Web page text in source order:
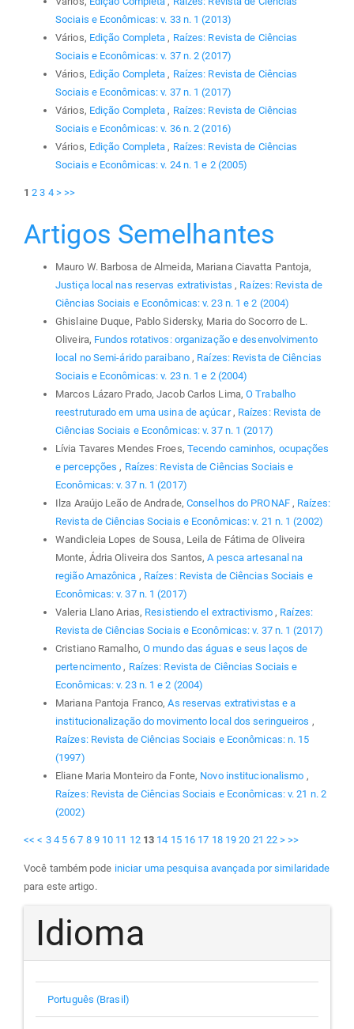
Sociais e Econômicas: v. 33 n. 1 (2013)
Vários, Edição Completa, Raízes: Revista de Ciências
Sociais e Econômicas: v. 37 n. 2 (2017)
Vários, Edição Completa, Raízes: Revista de Ciências
Sociais e Econômicas: v. 37 n. 1 (2017)
Vários, Edição Completa, Raízes: Revista de Ciências
Sociais e Econômicas: v. 36 n. 2 (2016)
Vários, Edição Completa, Raízes: Revista de Ciências
Sociais e Econômicas: v. 24 n. 1 e 2 (2005)
1 2 3 4 > >>
Artigos Semelhantes
Mauro W. Barbosa de Almeida, Mariana Ciavatta Pantoja,
Justiça local nas reservas extrativistas, Raízes: Revista de
Ciências Sociais e Econômicas: v. 23 n. 1 e 2 (2004)
Ghislaine Duque, Pablo Sidersky, Maria do Socorro de L.
Oliveira, Fundos rotativos: organização e desenvolvimento
local no Semi-árido paraibano, Raízes: Revista de Ciências
Sociais e Econômicas: v. 23 n. 1 e 2 (2004)
Marcos Lázaro Prado, Jacob Carlos Lima,O Trabalho
reestruturado em uma usina de açúcar, Raízes: Revista de
Ciências Sociais e Econômicas: v. 37 n. 1 (2017)
Lívia Tavares Mendes Froes, Tecendo caminhos, ocupações
e percepções, Raízes: Revista de Ciências Sociais e
Econômicas: v. 37 n. 1 (2017)
Ilza Araújo Leão de Andrade, Conselhos do PRONAF , Raízes:
Revista de Ciências Sociais e Econômicas: v. 21 n. 1 (2002)
Wandicleia Lopes de Sousa, Leila de Fátima de Oliveira
Monte, Ádria Oliveira dos Santos,A pesca artesanal na
região Amazônica , Raízes: Revista de Ciências Sociais e
Econômicas: v. 37 n. 1 (2017)
Valeria Llano Arias, Resistiendo el extractivismo, Raízes:
Revista de Ciências Sociais e Econômicas: v. 37 n. 1 (2017)
Cristiano Ramalho, O mundo das águas e seus laços de
pertencimento, Raízes: Revista de Ciências Sociais e
Econômicas: v. 23 n. 1 e 2 (2004)
Mariana Pantoja Franco,As reservas extrativistas e a
institucionalização do movimento local dos seringueiros ,
Raízes: Revista de Ciências Sociais e Econômicas: n. 15
(1997)
Eliane Maria Monteiro da Fonte, Novo institucionalismo ,
Raízes: Revista de Ciências Sociais e Econômicas: v. 21 n. 2
(2002)
<< < 3 4 5 6 7 8 9 10 11 12 13 14 15 16 17 18 19 20 21 22 > >>
Você também pode iniciar uma pesquisa avançada por similaridade
para este artigo.
Idioma
Português (Brasil)